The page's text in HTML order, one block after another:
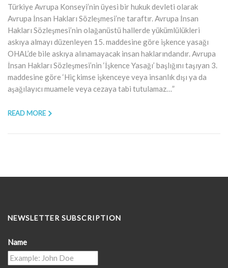
Türkiye Avrupa Konseyi’nin üyesi bir hukuk devleti olarak
Avrupa İnsan Hakları Sözleşmesi’ne taraftır. Avrupa İnsan
Hakları Sözleşmesi’nin olağanüstü hallerde yükümlülükleri
askıya almayı düzenleyen 15. maddesine göre işkence yasağı
OHAL’de bile askıya alınamayacak insan haklarındandır. Avrupa
İnsan Hakları Sözleşmesi’nin ‘İşkence Yasağı’ başlığını taşıyan 3.
maddesine göre ‘Hiç kimse işkenceye veya insanlık dışı ya da
aşağılayıcı muamele veya cezaya tabi tutulamaz…”
READ MORE
NEWSLETTER SUBSCRIPTION
Name